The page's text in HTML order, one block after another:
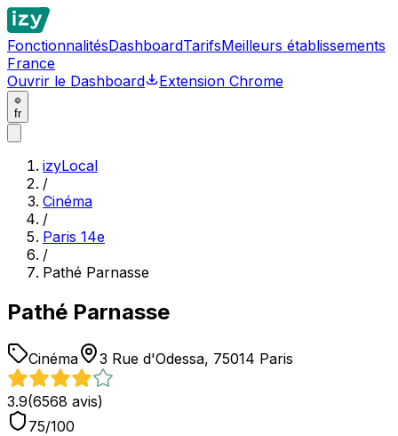
FonctionnalitésDashboardTarifsMeilleurs établissements
France
Ouvrir le Dashboard
Extension Chrome
fr
izyLocal
/
Cinéma
/
Paris 14e
/
Pathé Parnasse
Pathé Parnasse
Cinéma 3 Rue d'Odessa, 75014 Paris
3.9(6568 avis)
75/100